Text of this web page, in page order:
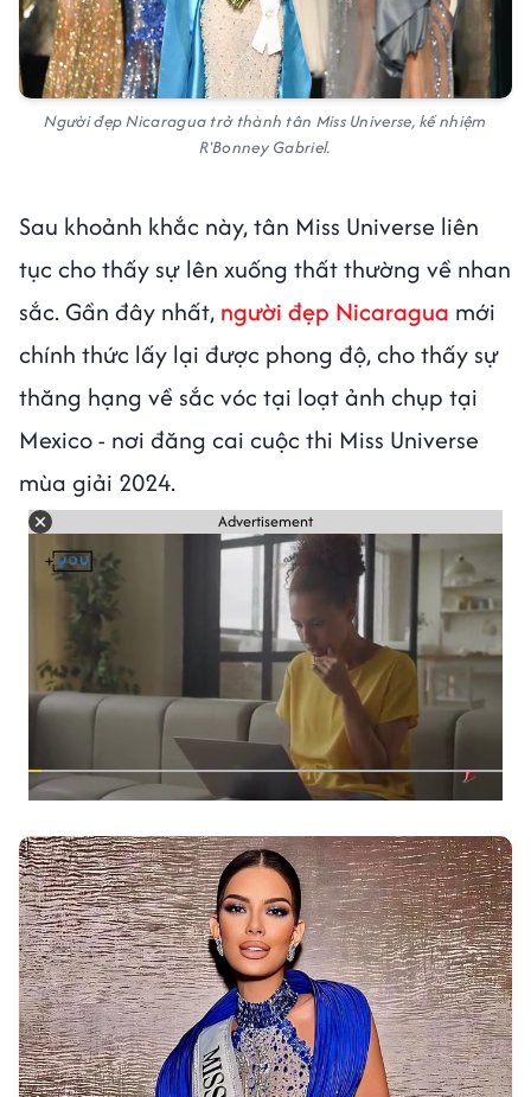
Người đẹp Nicaragua trở thành tân Miss Universe, kế nhiệm
R'Bonney Gabriel.
Sau khoảnh khắc này, tân Miss Universe liên
tục cho thấy sự lên xuống thất thường về nhan
sắc. Gần đây nhất, người đẹp Nicaragua mới
chính thức lấy lại được phong độ, cho thấy sự
thăng hạng về sắc vóc tại loạt ảnh chụp tại
Mexico - nơi đăng cai cuộc thi Miss Universe
mùa giải 2024.
Advertisement